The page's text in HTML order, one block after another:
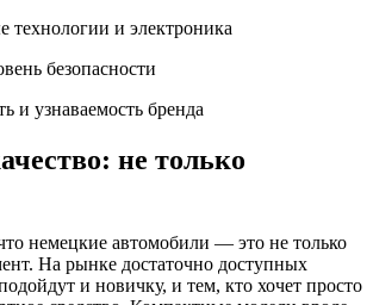
технологии и электроника
безопасности
и узнаваемость бренда
не только
немецкие автомобили — это не только
На рынке достаточно доступных
и новичку, и тем, кто хочет просто